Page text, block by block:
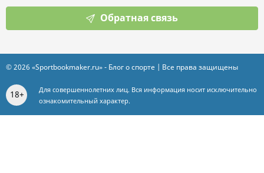
Обратная связь
© 2026 «Sportbookmaker.ru» - Блог о спорте | Все права защищены
18+
Для совершеннолетних лиц. Вся информация носит исключительно
ознакомительный характер.